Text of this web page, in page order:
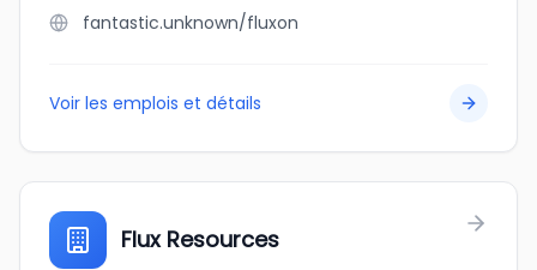
fantastic.unknown/fluxon
Voir les emplois et détails
Flux Resources